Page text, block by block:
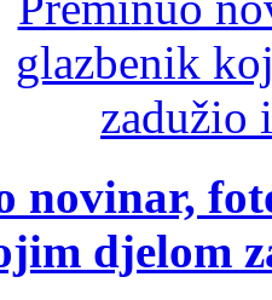
novinar,
djelom